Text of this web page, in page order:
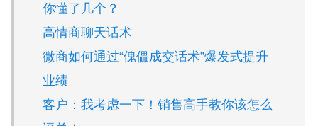
你懂了几个？
高情商聊天话术
微商如何通过“傀儡成交话术”爆发式提升
业绩
客户：我考虑一下！销售高手教你该怎么